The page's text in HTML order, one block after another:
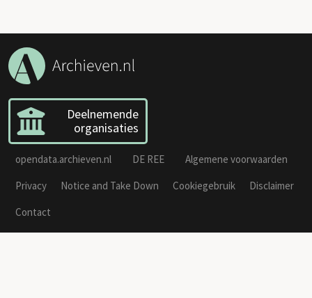
Deelnemende
organisaties
opendata.archieven.nl DE REE
Algemene voorwaarden
Privacy
Notice and Take Down Cookiegebruik
Disclaimer
Contact